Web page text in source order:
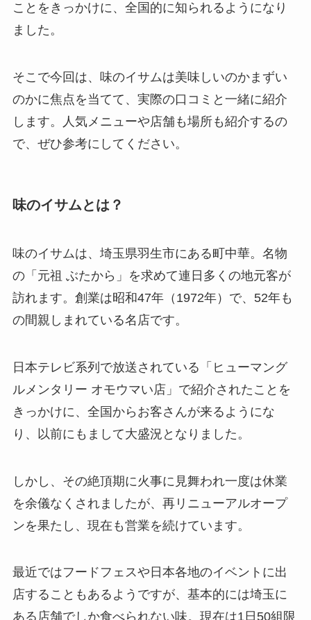
ことをきっかけに、全国的に知られるようになり
ました。
そこで今回は、味のイサムは美味しいのかまずい
のかに焦点を当てて、実際の口コミと一緒に紹介
します。人気メニューや店舗も場所も紹介するの
で、ぜひ参考にしてください。
味のイサムとは？
味のイサムは、埼玉県羽生市にある町中華。名物
の「元祖 ぶたから」を求めて連日多くの地元客が
訪れます。創業は昭和47年（1972年）で、52年も
の間親しまれている名店です。
日本テレビ系列で放送されている「ヒューマング
ルメンタリー オモウマい店」で紹介されたことを
きっかけに、全国からお客さんが来るようにな
り、以前にもまして大盛況となりました。
しかし、その絶頂期に火事に見舞われ一度は休業
を余儀なくされましたが、再リニューアルオープ
ンを果たし、現在も営業を続けています。
最近ではフードフェスや日本各地のイベントに出
店することもあるようですが、基本的には埼玉に
ある店舗でしか食べられない味。現在は1日50組限